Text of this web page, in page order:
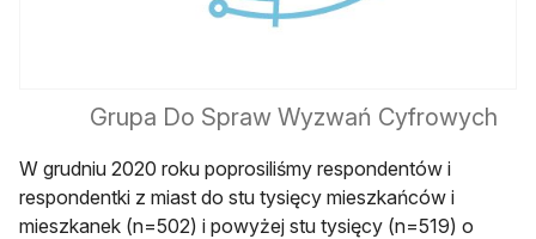
Grupa Do Spraw Wyzwań Cyfrowych
W grudniu 2020 roku poprosiliśmy respondentów i
respondentki z miast do stu tysięcy mieszkańców i
mieszkanek (n=502) i powyżej stu tysięcy (n=519) o